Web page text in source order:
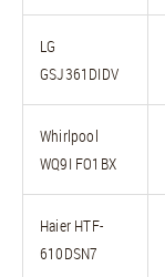
LG
GSJ361DIDV
Whirlpool
WQ9I FO1BX
Haier HTF-
610DSN7